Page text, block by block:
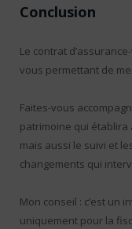
Conclusion
Le contrat
vous permettant de
Faites-vous
patrimoine qui établira
mais aussi le suivi et
changements qui
Mon conseil : c’est un
uniquement pour la